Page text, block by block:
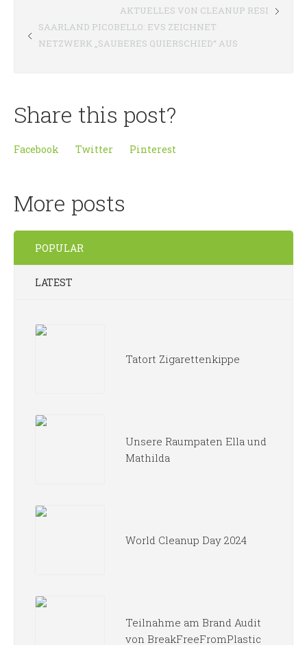
AKTUELLES VON CLEANUP RESI
SAARLAND PICOBELLO: EVS ZEICHNET
NETZWERK „SAUBERES QUIERSCHIED“ AUS
Share this post?
Facebook Twitter Pinterest
More posts
POPULAR
LATEST
Tatort Zigarettenkippe
Unsere Raumpaten Ella und
Mathilda
World Cleanup Day 2024
Teilnahme am Brand Audit
von BreakFreeFromPlastic